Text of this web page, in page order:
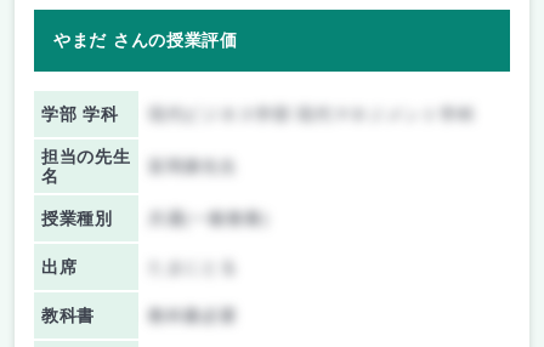
やまだ さんの授業評価
学部 学科
担当の先生
名
授業種別 共通(一般教養)
出席
教科書 教科書必要